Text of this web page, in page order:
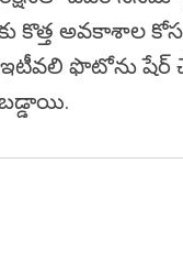
కొత్త అవకాశాల
ఫొటోను షేర్